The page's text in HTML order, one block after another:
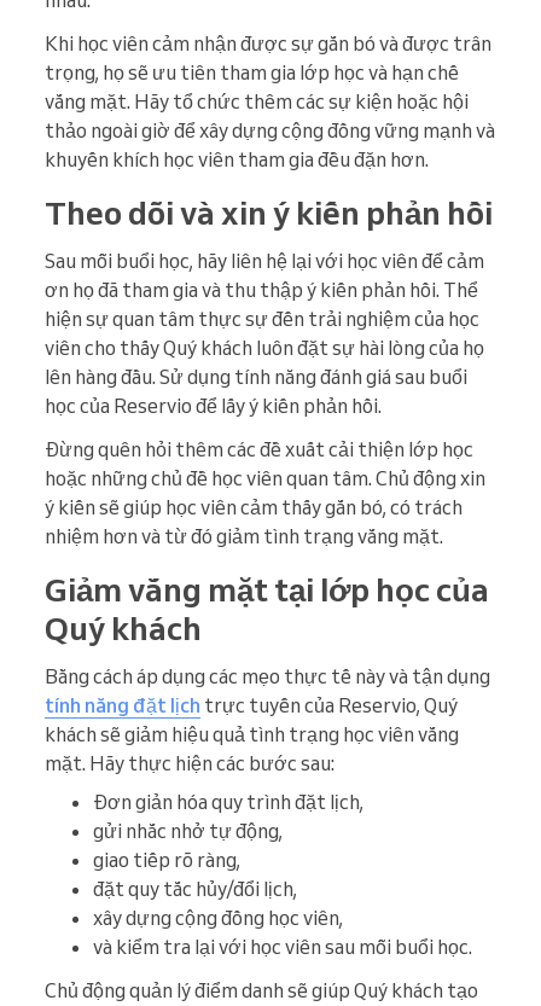
Khi học viên cảm nhận được sự gắn bó và được trân
trọng, họ sẽ ưu tiên tham gia lớp học và hạn chế
vắng mặt. Hãy tổ chức thêm các sự kiện hoặc hội
thảo ngoài giờ để xây dựng cộng đồng vững mạnh và
khuyến khích học viên tham gia đều đặn hơn.
Theo dõi và xin ý kiến phản hồi
Sau mỗi buổi học, hãy liên hệ lại với học viên để cảm
ơn họ đã tham gia và thu thập ý kiến phản hồi. Thể
hiện sự quan tâm thực sự đến trải nghiệm của học
viên cho thấy Quý khách luôn đặt sự hài lòng của họ
lên hàng đầu. Sử dụng tính năng đánh giá sau buổi
học của Reservio để lấy ý kiến phản hồi.
Đừng quên hỏi thêm các đề xuất cải thiện lớp học
hoặc những chủ đề học viên quan tâm. Chủ động xin
ý kiến sẽ giúp học viên cảm thấy gắn bó, có trách
nhiệm hơn và từ đó giảm tình trạng vắng mặt.
Giảm vắng mặt tại lớp học của
Quý khách
Bằng cách áp dụng các mẹo thực tế này và tận dụng
tính năng đặt lịch trực tuyến của Reservio, Quý
khách sẽ giảm hiệu quả tình trạng học viên vắng
mặt. Hãy thực hiện các bước sau:
Đơn giản hóa quy trình đặt lịch,
gửi nhắc nhở tự động,
giao tiếp rõ ràng,
đặt quy tắc hủy/đổi lịch,
xây dựng cộng đồng học viên,
và kiểm tra lại với học viên sau mỗi buổi học.
Chủ động quản lý điểm danh sẽ giúp Quý khách tạo